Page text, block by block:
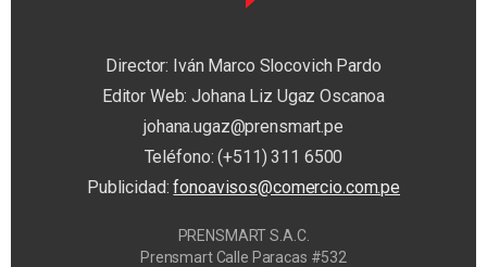
Director: Iván Marco Slocovich Pardo
Editor Web: Johana Liz Ugaz Oscanoa
johana.ugaz@prensmart.pe
Teléfono: (+511) 311 6500
Publicidad:fonoavisos@comercio.com.pe
PRENSMART S.A.C.
Prensmart Calle Paracas #532